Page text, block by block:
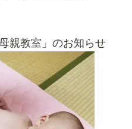
親教室」のお知らせ